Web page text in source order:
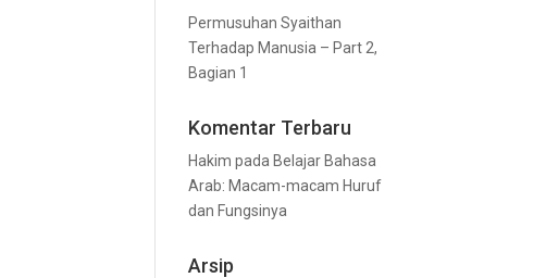
Permusuhan Syaithan
Terhadap Manusia – Part 2,
Bagian 1
Komentar Terbaru
Hakim pada Belajar Bahasa
Arab: Macam-macam Huruf
dan Fungsinya
Arsip